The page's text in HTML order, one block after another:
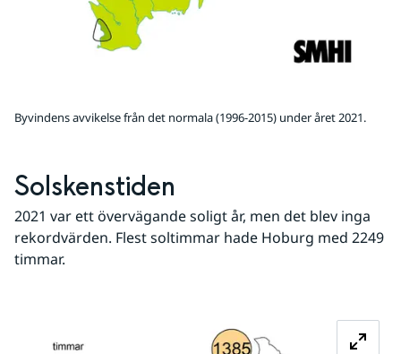
Byvindens avvikelse från det normala (1996-2015) under året 2021.
Solskenstiden
2021 var ett övervägande soligt år, men det blev inga
rekordvärden. Flest soltimmar hade Hoburg med 2249
timmar.